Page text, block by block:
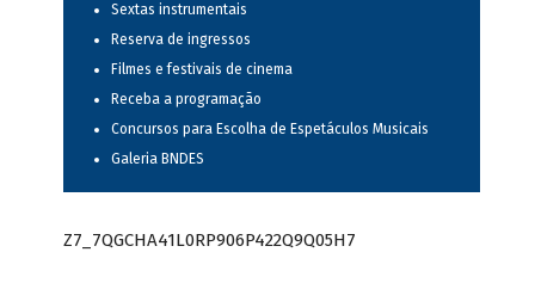
Sextas instrumentais
Reserva de ingressos
Filmes e festivais de cinema
Receba a programação
Concursos para Escolha de Espetáculos Musicais
Galeria BNDES
Z7_7QGCHA41L0RP906P422Q9Q05H7